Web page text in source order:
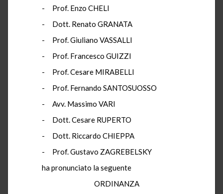
- Prof. Enzo CHELI
- Dott. Renato GRANATA
- Prof. Giuliano VASSALLI
- Prof. Francesco GUIZZI
- Prof. Cesare MIRABELLI
- Prof. Fernando SANTOSUOSSO
- Avv. Massimo VARI
- Dott. Cesare RUPERTO
- Dott. Riccardo CHIEPPA
- Prof. Gustavo ZAGREBELSKY
ha pronunciato la seguente
ORDINANZA